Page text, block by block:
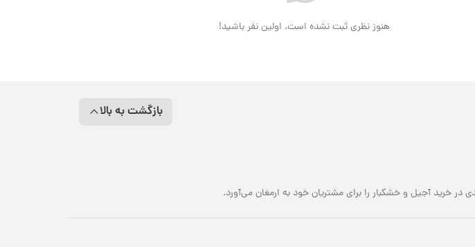
هنوز نظری ثبت نشده است. اولین نفر باشید!
بازگشت به بالا
خرید آجیل و خشکبار را برای مشتریان خود به ارمغان می‌آورد.